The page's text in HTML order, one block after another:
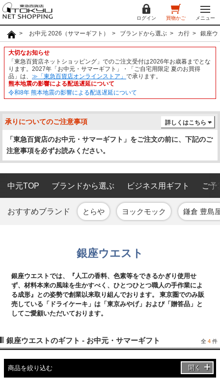
ログイン 買物かご メニュー
お中元 2026（サマーギフト） ブランドから選ぶ カ行 銀座ウ
大切なお知らせ
「東急百貨店ネットショッピング」でのご注文受付は2026年お歳暮までとな
ります。2027年「お中元・サマーギフト」・「ご自宅用限定 夏のお買得
品」は、 ≫「東急百貨店オンラインストア」 で承ります。
熊本地震の影響による配送遅延について
令和8年 熊本地震の影響による配送遅延について
承りについてのご注意事項
「東急百貨店のお中元・サマーギフト」をご注文の前に、下記のご
注意事項を必ずお読みください。
詳しくはこちら
中元TOP ブランドから選ぶ ビジネス用ギフト ご予
おすすめブランド とらや ヨックモック 鎌倉 豊島
銀座ウエスト
銀座ウエストでは、『人工の香料、色素等をできるかぎり使用せ
ず、材料本来の風味を生かすべく、ひとつひとつ職人の手作業によ
る成形』との姿勢で創業以来取り組んでおります。 東京圏でのみ販
売している「ドライケーキ」は「東京みやげ」および「贈答品」と
してご愛顧いただいております。
銀座ウエストのギフト - お中元・サマーギフト 全 4 件
商品を絞り込む 開く